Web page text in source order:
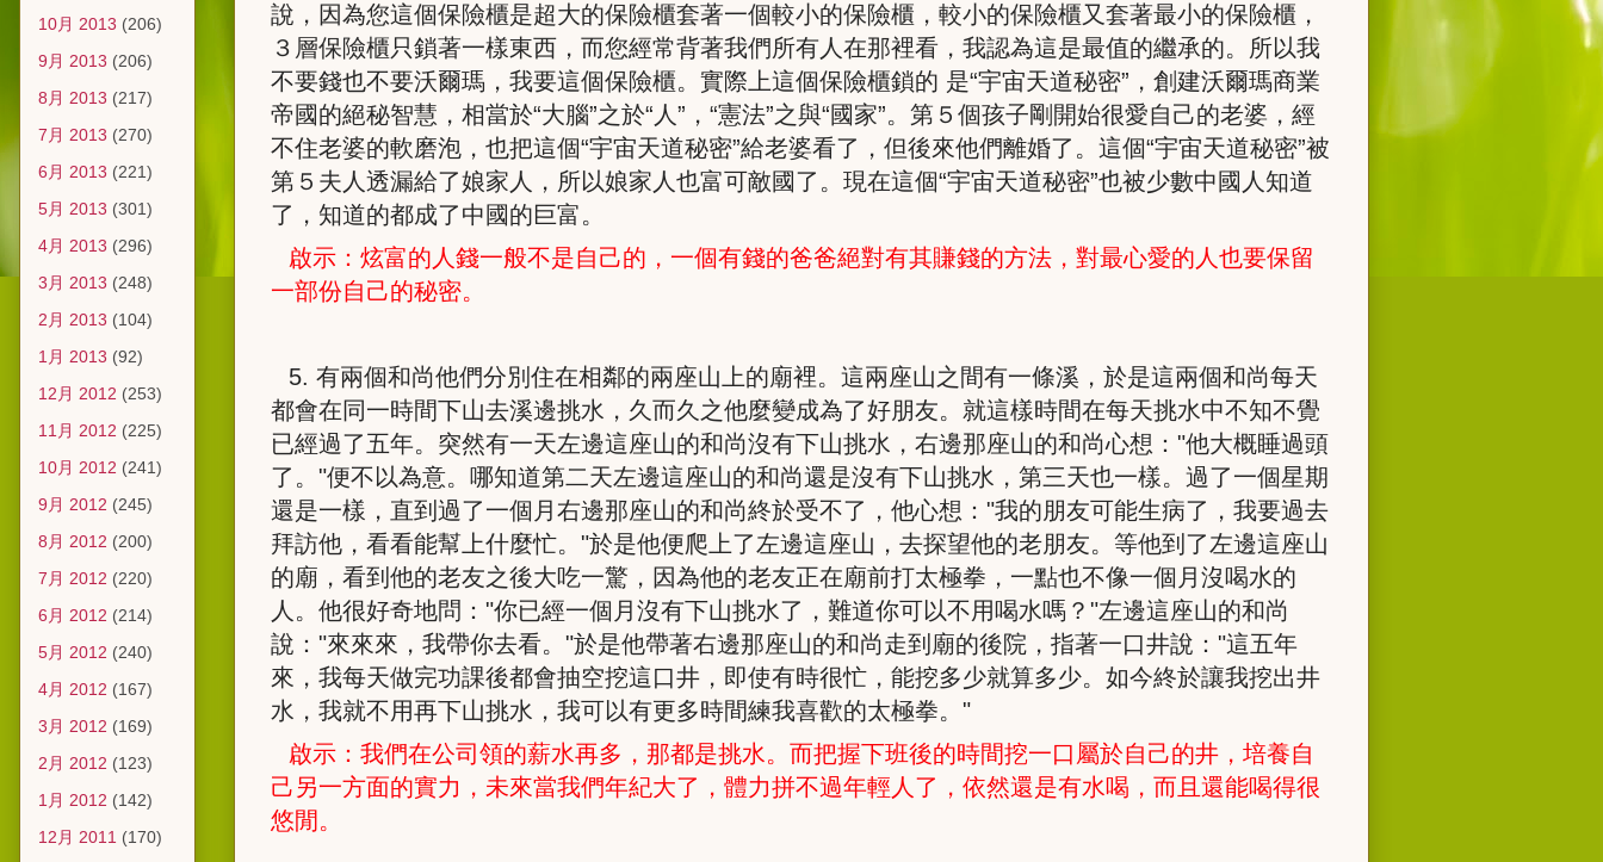
說，因為您這個保險櫃是超大的保險櫃套著一個較小的保險櫃，較小的保險櫃又套著最小的保險櫃，
３層保險櫃只鎖著一樣東西，而您經常背著我們所有人在那裡看，我認為這是最值的繼承的。所以我
不要錢也不要沃爾瑪，我要這個保險櫃。實際上這個保險櫃鎖的 是“宇宙天道秘密”，創建沃爾瑪商業
帝國的絕秘智慧，相當於“大腦”之於“人”，“憲法”之與“國家”。第５個孩子剛開始很愛自己的老婆，經
不住老婆的軟磨泡，也把這個“宇宙天道秘密”給老婆看了，但後來他們離婚了。這個“宇宙天道秘密”被
第５夫人透漏給了娘家人，所以娘家人也富可敵國了。現在這個“宇宙天道秘密”也被少數中國人知道
了，知道的都成了中國的巨富。
啟示：炫富的人錢一般不是自己的，一個有錢的爸爸絕對有其賺錢的方法，對最心愛的人也要保留
一部份自己的秘密。
5.有兩個和尚他們分別住在相鄰的兩座山上的廟裡。這兩座山之間有一條溪，於是這兩個和尚每天
都會在同一時間下山去溪邊挑水，久而久之他麼變成為了好朋友。就這樣時間在每天挑水中不知不覺
已經過了五年。突然有一天左邊這座山的和尚沒有下山挑水，右邊那座山的和尚心想："他大概睡過頭
了。"便不以為意。哪知道第二天左邊這座山的和尚還是沒有下山挑水，第三天也一樣。過了一個星期
還是一樣，直到過了一個月右邊那座山的和尚終於受不了，他心想："我的朋友可能生病了，我要過去
拜訪他，看看能幫上什麼忙。"於是他便爬上了左邊這座山，去探望他的老朋友。等他到了左邊這座山
的廟，看到他的老友之後大吃一驚，因為他的老友正在廟前打太極拳，一點也不像一個月沒喝水的
人。他很好奇地問："你已經一個月沒有下山挑水了，難道你可以不用喝水嗎？"左邊這座山的和尚
說："來來來，我帶你去看。"於是他帶著右邊那座山的和尚走到廟的後院，指著一口井說："這五年
來，我每天做完功課後都會抽空挖這口井，即使有時很忙，能挖多少就算多少。如今終於讓我挖出井
水，我就不用再下山挑水，我可以有更多時間練我喜歡的太極拳。"
啟示：我們在公司領的薪水再多，那都是挑水。而把握下班後的時間挖一口屬於自己的井，培養自
己另一方面的實力，未來當我們年紀大了，體力拼不過年輕人了，依然還是有水喝，而且還能喝得很
悠閒。
10月 2013 (206)
9月 2013 (206)
8月 2013 (217)
7月 2013 (270)
6月 2013 (221)
5月 2013 (301)
4月 2013 (296)
3月 2013 (248)
2月 2013 (104)
1月 2013 (92)
12月 2012 (253)
11月 2012 (225)
10月 2012 (241)
9月 2012 (245)
8月 2012 (200)
7月 2012 (220)
6月 2012 (214)
5月 2012 (240)
4月 2012 (167)
3月 2012 (169)
2月 2012 (123)
1月 2012 (142)
12月 2011 (170)